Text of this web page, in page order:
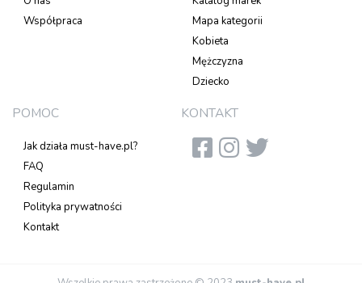
Współpraca
Mapa kategorii
Kobieta
Mężczyzna
Dziecko
POMOC
Jak działa must-have.pl?
FAQ
Regulamin
Polityka prywatności
Kontakt
KONTAKT